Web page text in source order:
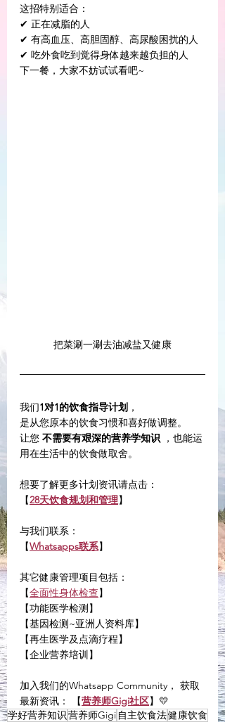
这招特别适合：
✔ 正在减脂的人
✔ 有高血压、高胆固醇、高尿酸困扰的人
✔ 吃外食吃到觉得身体越来越负担的人
下一餐，大家不妨试试看吧~
把菜涮一涮去油减盐又健康
我们1对1的饮食指导计划 ，
是从您原本的饮食习惯和喜好做调整。
让您 不需要有艰深的营养学知识 ，也能运
用在生活中的饮食做取舍。
想要了解更多计划资讯请点击：
【28天饮食规划和管理】
与我们联系：
【Whatsapps联系】
其它健康管理项目包括：
【全面性身体检查】
【功能医学检测】
【基因检测~亚洲人资料库】
【再生医学及点滴疗程】
【企业营养培训】
加入我们的Whatsapp Community， 获取
最新资讯： 【营养师Gigi社区】💛
学好营养知识营养师Gigi 自主饮食法健康饮食